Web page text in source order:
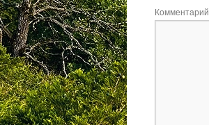
Комментарий